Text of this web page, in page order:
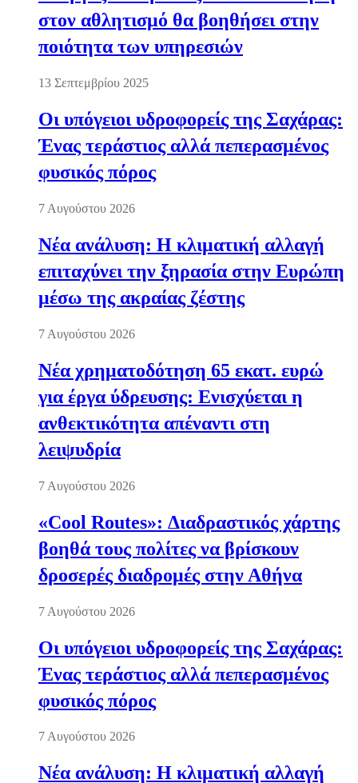
στον αθλητισμό θα βοηθήσει στην
ποιότητα των υπηρεσιών
13 Σεπτεμβρίου 2025
Οι υπόγειοι υδροφορείς της Σαχάρας:
Ένας τεράστιος αλλά πεπερασμένος
φυσικός πόρος
7 Αυγούστου 2026
Νέα ανάλυση: Η κλιματική αλλαγή
επιταχύνει την ξηρασία στην Ευρώπη
μέσω της ακραίας ζέστης
7 Αυγούστου 2026
Νέα χρηματοδότηση 65 εκατ. ευρώ
για έργα ύδρευσης: Ενισχύεται η
ανθεκτικότητα απέναντι στη
λειψυδρία
7 Αυγούστου 2026
«Cool Routes»: Διαδραστικός χάρτης
βοηθά τους πολίτες να βρίσκουν
δροσερές διαδρομές στην Αθήνα
7 Αυγούστου 2026
Οι υπόγειοι υδροφορείς της Σαχάρας:
Ένας τεράστιος αλλά πεπερασμένος
φυσικός πόρος
7 Αυγούστου 2026
Νέα ανάλυση: Η κλιματική αλλαγή